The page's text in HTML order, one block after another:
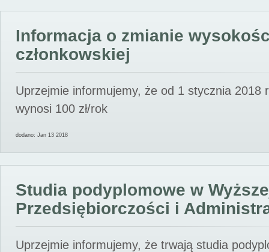
Informacja o zmianie
członkowskiej
Uprzejmie informujemy, że od 1 stycznia 2018
wynosi 100 zł/rok
dodano: Jan 13 2018
Studia podyplomowe w
Przedsiębiorczości i
Uprzejmie informujemy, że trwają studia